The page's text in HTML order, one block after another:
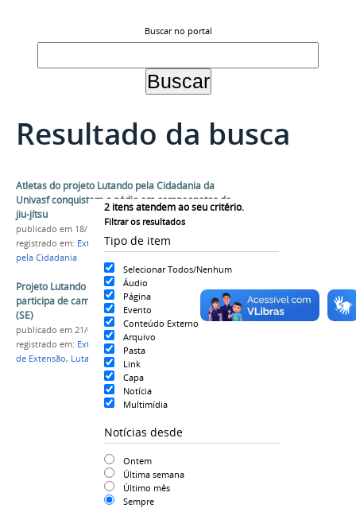
Buscar no portal
Resultado da busca
2 itens atendem ao seu critério.
Filtrar os resultados
Tipo de item
Selecionar Todos/Nenhum
Áudio
Página
Evento
Conteúdo Externo
Arquivo
Pasta
Link
Capa
Notícia
Multimídia
Notícias desde
Ontem
Última semana
Último mês
Sempre
Atletas do projeto Lutando pela Cidadania da
Univasf conquistam o pódio em campeonatos de
jiu-jítsu
publicado em 18/10/2023
registrado em: Extensão ,Esporte,jiu-jitsu
pela Cidadania
Projeto Lutando pela Cidadania da Univasf
participa de campeonato de jiu-jitsu em Aracaju
(SE)
publicado em 21/06/2023
registrado em: Extensão Esporte ,
de Extensão, Lutando pela Cidadania